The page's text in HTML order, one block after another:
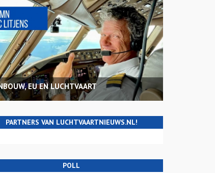
EU EN LUCHTVAART
PARTNERS VAN LUCHTVAARTNIEUWS.NL!
POLL